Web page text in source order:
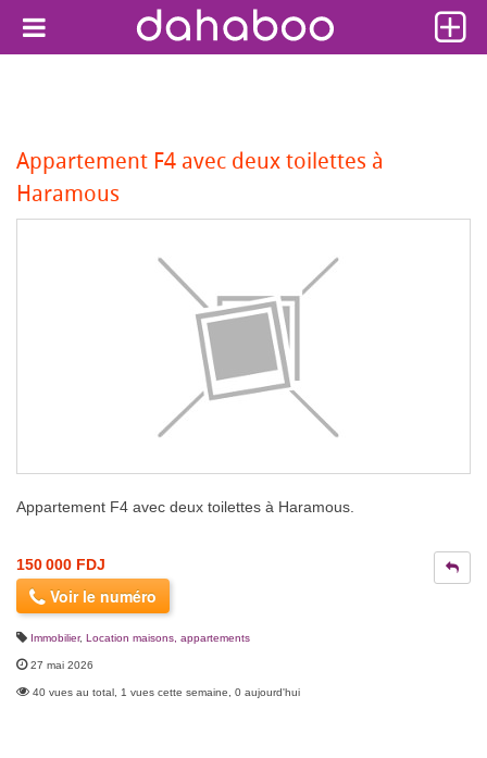
Appartement F4 avec deux toilettes à
Haramous
Appartement F4 avec deux toilettes à Haramous.
150 000 FDJ
Voir le numéro
Immobilier, Location maisons, appartements
27 mai 2026
40 vues au total, 1 vues cette semaine, 0 aujourd'hui